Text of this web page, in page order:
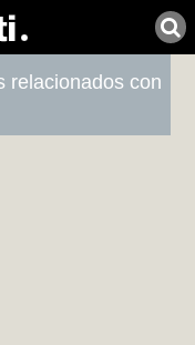
relacionados con